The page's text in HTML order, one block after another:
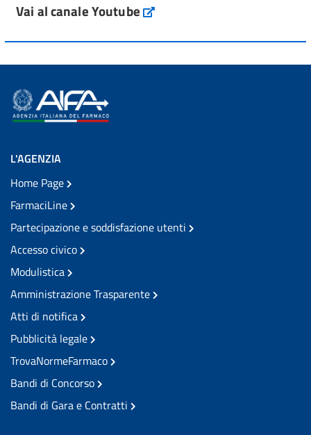
Vai al canale Youtube
L'AGENZIA
Home Page
FarmaciLine
Partecipazione e soddisfazione utenti
Accesso civico
Modulistica
Amministrazione Trasparente
Atti di notifica
Pubblicità legale
TrovaNormeFarmaco
Bandi di Concorso
Bandi di Gara e Contratti